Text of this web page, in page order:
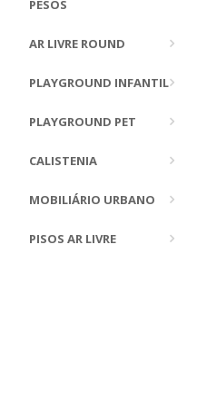
PESOS
AR LIVRE ROUND
PLAYGROUND INFANTIL
PLAYGROUND PET
CALISTENIA
MOBILIÁRIO URBANO
PISOS AR LIVRE